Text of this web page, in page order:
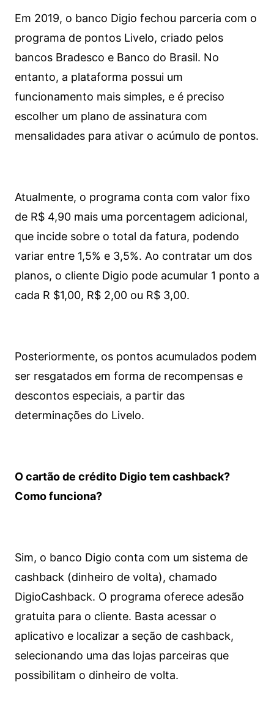
Em 2019, o banco Digio fechou parceria com o
programa de pontos Livelo, criado pelos
bancos Bradesco e Banco do Brasil. No
entanto, a plataforma possui um
funcionamento mais simples, e é preciso
escolher um plano de assinatura com
mensalidades para ativar o acúmulo de pontos.
Atualmente, o programa conta com valor fixo
de R$ 4,90 mais uma porcentagem adicional,
que incide sobre o total da fatura, podendo
variar entre 1,5% e 3,5%. Ao contratar um dos
planos, o cliente Digio pode acumular 1 ponto a
cada R $1,00, R$ 2,00 ou R$ 3,00.
Posteriormente, os pontos acumulados podem
ser resgatados em forma de recompensas e
descontos especiais, a partir das
determinações do Livelo.
O cartão de crédito Digio tem cashback?
Como funciona?
Sim, o banco Digio conta com um sistema de
cashback (dinheiro de volta), chamado
DigioCashback. O programa oferece adesão
gratuita para o cliente. Basta acessar o
aplicativo e localizar a seção de cashback,
selecionando uma das lojas parceiras que
possibilitam o dinheiro de volta.